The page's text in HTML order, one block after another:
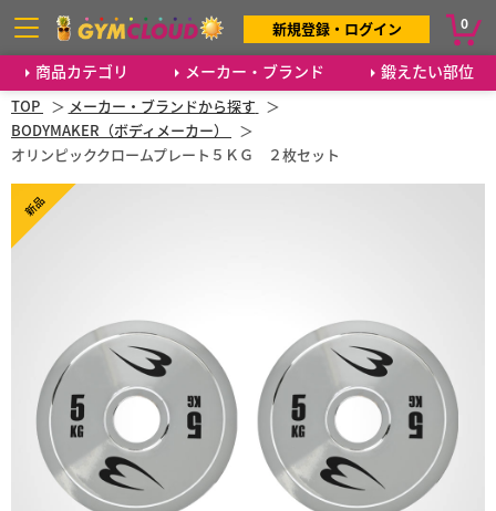
商品カテゴリ メーカー・ブランド 鍛えたい部位
新規登録・ログイン 0
TOP
メーカー・ブランドから探す
BODYMAKER（ボディメーカー）
オリンピッククロームプレート５ＫＧ ２枚セット
新品